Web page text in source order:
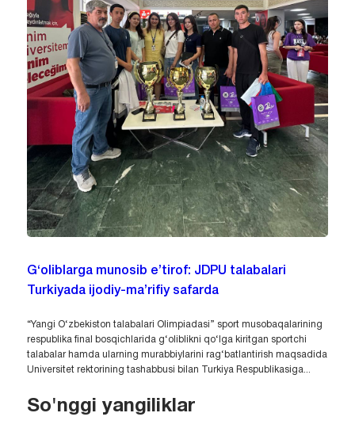
G‘oliblarga munosib e’tirof: JDPU talabalari
Turkiyada ijodiy-ma’rifiy safarda
“Yangi O‘zbekiston talabalari Olimpiadasi” sport musobaqalarining
respublika final bosqichlarida g‘oliblikni qo‘lga kiritgan sportchi
talabalar hamda ularning murabbiylarini rag‘batlantirish maqsadida
Universitet rektorining tashabbusi bilan Turkiya Respublikasiga...
So'nggi yangiliklar